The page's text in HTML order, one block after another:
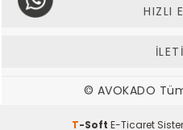
HIZLI
© AVOKADO
T-Soft E-Ticaret